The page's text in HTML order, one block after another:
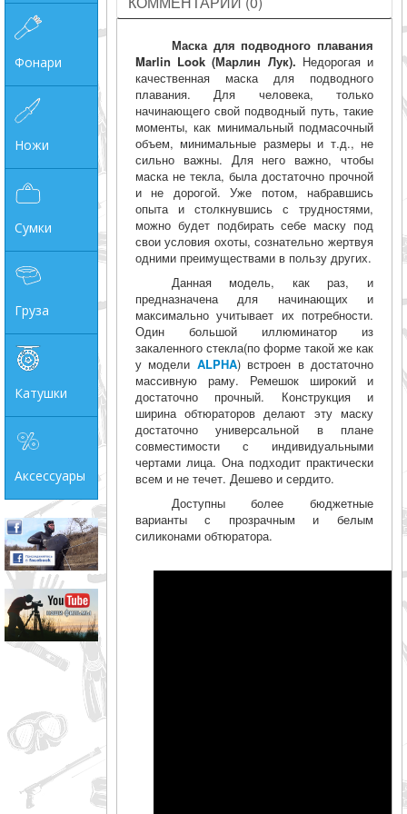
Фонари
Ножи
Сумки
Груза
Катушки
Аксессуары
Маска для подводного плавания
Marlin Look (Марлин Лук). Недорогая и
качественная маска для подводного
плавания. Для человека, только
начинающего свой подводный путь, такие
моменты, как минимальный подмасочный
объем, минимальные размеры и т.д., не
сильно важны. Для него важно, чтобы
маска не текла, была достаточно прочной
и не дорогой. Уже потом, набравшись
опыта и столкнувшись с трудностями,
можно будет подбирать себе маску под
свои условия охоты, сознательно жертвуя
одними преимуществами в пользу других.
Данная модель, как раз, и
предназначена для начинающих и
максимально учитывает их потребности.
Один большой иллюминатор из
закаленного стекла(по форме такой же как
у модели ALPHA) встроен в достаточно
массивную раму. Ремешок широкий и
достаточно прочный. Конструкция и
ширина обтюраторов делают эту маску
достаточно универсальной в плане
совместимости с индивидуальными
чертами лица. Она подходит практически
всем и не течет. Дешево и сердито.
Доступны более бюджетные
варианты с прозрачным и белым
силиконами обтюратора.